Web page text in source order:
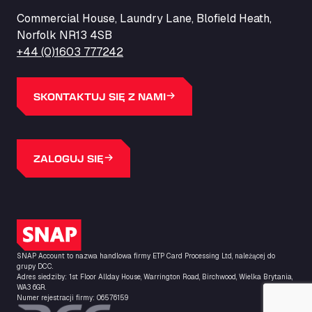
Barneys Diner
A18 Melton Ross Road, DN38 6LB
Bars Logistics Ltd
Elm Farm Depot, CO6 1HU
Bartrums Haulage & Storage
A140, Langton Green, IP23 7HS
Bolstoen 9, 1046 AS
Basiq Truck Cleaning Echt
A.G. Bellstraat 35A, 7903 AD
Bathgate Truck & Car Wash
16 Inchmuir Road, EH48 2EP
Batim Truckstop
Lar Bck Z 7 Mennen, 8930
Commercial House, Laundry Lane, Blofield Heath,
Norfolk NR13 4SB
+44 (0)1603 777242
SKONTAKTUJ SIĘ Z NAMI
ZALOGUJ SIĘ
Logo SNAP
SNAP Account to nazwa handlowa firmy ETP Card Processing Ltd, należącej do
grupy DCC.
Adres siedziby: 1st Floor Allday House, Warrington Road, Birchwood, Wielka Brytania,
WA3 6GR.
Numer rejestracji firmy: 06576159